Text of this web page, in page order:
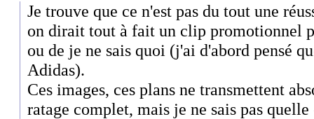
Je trouve que ce n'est pas du tout une
on dirait tout à fait un clip promotionnel
ou de je ne sais quoi (j'ai d'abord pensé
Adidas).
Ces images, ces plans ne transmettent
ratage complet, mais je ne sais pas